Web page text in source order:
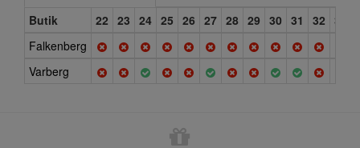
Butik
22 23 24 25 26 27 28 29 30 31 32 33
Falkenberg
Varberg